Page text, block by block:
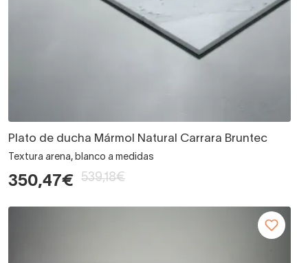
Plato de ducha Mármol Natural Carrara Bruntec
Textura arena, blanco a medidas
350,47€ 539,18€